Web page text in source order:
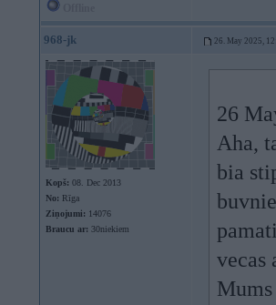
968-jk 26. May 2025,
Kopš: 08. Dec 2013
No: Rīga
Ziņojumi: 14076
Braucu ar: 30niekiem
26
Aha,
bia
vecas